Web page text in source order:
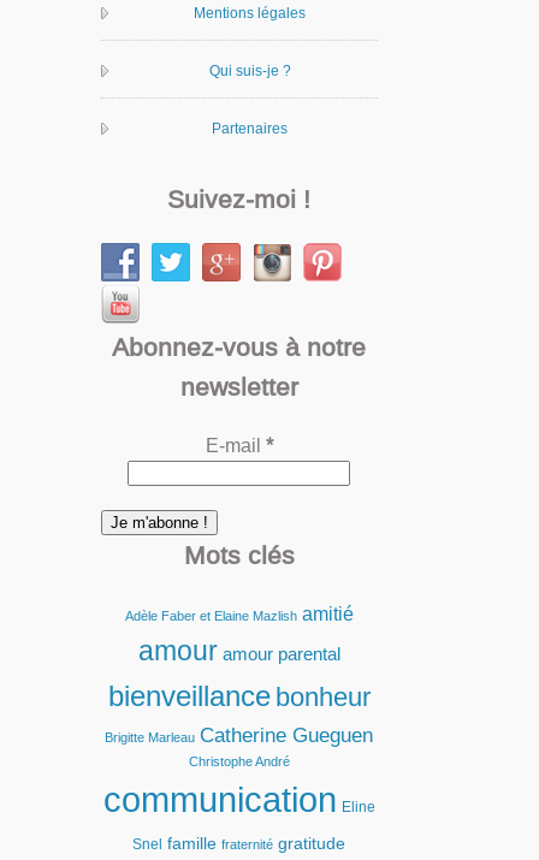
Mentions légales
Qui suis-je ?
Partenaires
Suivez-moi !
Abonnez-vous à notre
newsletter
E-mail *
Mots clés
Adèle Faber et Elaine Mazlish amitié
amour amour parental
bienveillance bonheur
Brigitte Marleau Catherine Gueguen
Christophe André
communication Eline
Snel famille fraternité gratitude